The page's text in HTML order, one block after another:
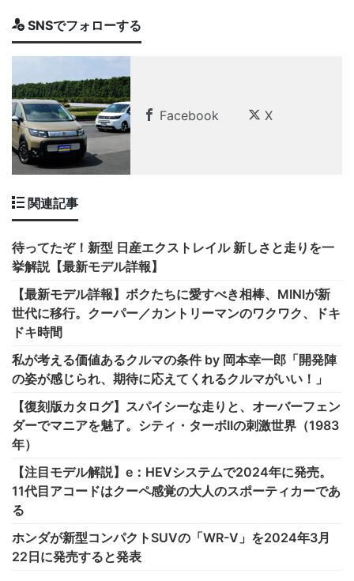
SNSでフォローする
Facebook X
関連記事
待ってたぞ！新型 日産エクストレイル 新しさと走りを一
挙解説【最新モデル詳報】
【最新モデル詳報】ボクたちに愛すべき相棒、MINIが新
世代に移行。クーパー／カントリーマンのワクワク、ドキ
ドキ時間
私が考える価値あるクルマの条件 by 岡本幸一郎「開発陣
の姿が感じられ、期待に応えてくれるクルマがいい！」
【復刻版カタログ】スパイシーな走りと、オーバーフェン
ダーでマニアを魅了。シティ・ターボIIの刺激世界（1983
年）
【注目モデル解説】e：HEVシステムで2024年に発売。
11代目アコードはクーペ感覚の大人のスポーティカーであ
る
ホンダが新型コンパクトSUVの「WR-V」を2024年3月
22日に発売すると発表